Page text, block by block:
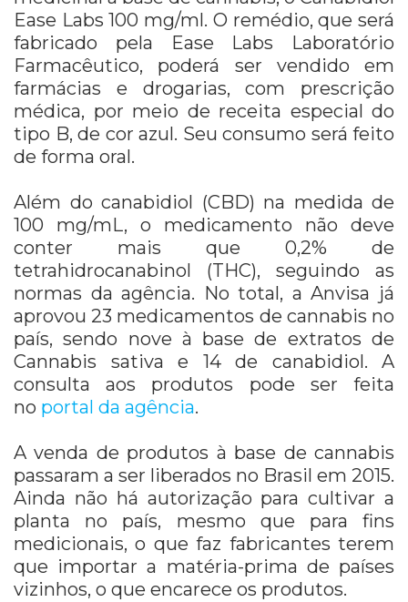
Ease Labs 100 mg/ml. O remédio, que será
fabricado pela Ease Labs Laboratório
Farmacêutico, poderá ser vendido em
farmácias e drogarias, com prescrição
médica, por meio de receita especial do
tipo B, de cor azul. Seu consumo será feito
de forma oral.
Além do canabidiol (CBD) na medida de
100 mg/mL, o medicamento não deve
conter mais que 0,2% de
tetrahidrocanabinol (THC), seguindo as
normas da agência. No total, a Anvisa já
aprovou 23 medicamentos de cannabis no
país, sendo nove à base de extratos de
Cannabis sativa e 14 de canabidiol. A
consulta aos produtos pode ser feita
no portal da agência.
A venda de produtos à base de cannabis
passaram a ser liberados no Brasil em 2015.
Ainda não há autorização para cultivar a
planta no país, mesmo que para fins
medicionais, o que faz fabricantes terem
que importar a matéria-prima de países
vizinhos, o que encarece os produtos.